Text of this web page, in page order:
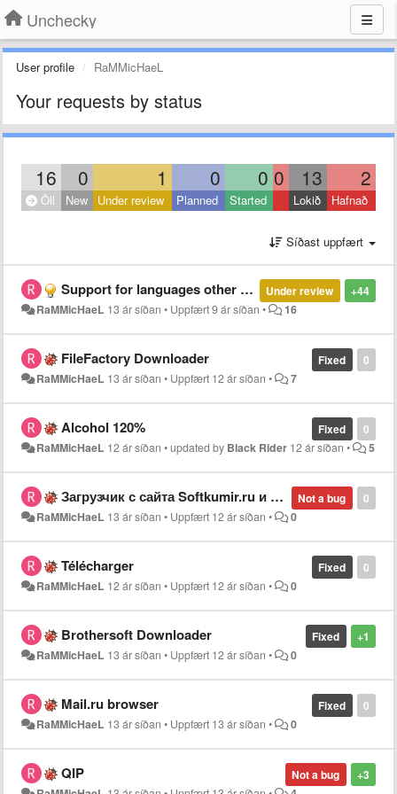
Unchecky
User profile RaMMicHaeL
Your requests by status
16 0 1 0 0 0 13 2
Öll New Under review Planned Started Lokið Hafnað
Síðast uppfært
+44
Under review
Support for languages other than English and Russian is incomplete
RaMMicHaeL 13 ár síðan • Uppfært9 ár síðan • 16
0
Fixed
FileFactory Downloader
RaMMicHaeL 13 ár síðan • Uppfært 12 ár síðan • 7
0
Fixed
Alcohol 120%
RaMMicHaeL 12 ár síðan •updated by Black Rider 12 ár síðan • 5
0
Not a bug
Загрузчик с сайта Softkumir.ru и подобных
RaMMicHaeL 13 ár síðan • Uppfært 12 ár síðan • 0
0
Fixed
Télécharger
RaMMicHaeL 12 ár síðan • Uppfært 12 ár síðan • 0
+1
Fixed
Brothersoft Downloader
RaMMicHaeL 13 ár síðan • Uppfært 12 ár síðan • 0
0
Fixed
Mail.ru browser
RaMMicHaeL 13 ár síðan • Uppfært 13 ár síðan • 0
+3
Not a bug
QIP